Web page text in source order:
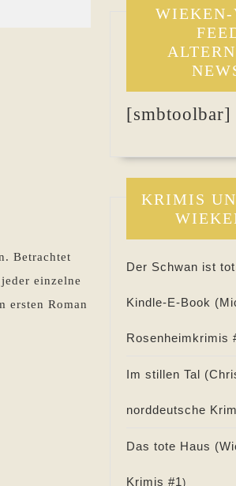
Betrachtet
einzelne
ersten Roman
WIEKEN-
[smbtoolbar]
KRIMIS
Der Schwan ist
Kindle-E-Book (
Rosenheimkrimis
Im stillen Tal (
norddeutsche
Das tote Haus (
Krimis #1)